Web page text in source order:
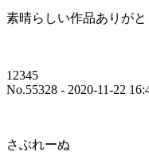
素晴らしい作品ありがと
12345
No.55328 - 2020-11-22
さぶれーぬ